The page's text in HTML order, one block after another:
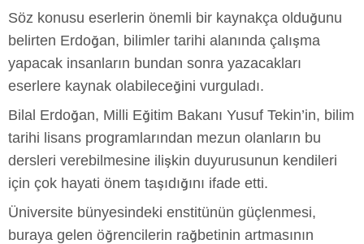
Söz konusu eserlerin önemli bir kaynakça olduğunu
belirten Erdoğan, bilimler tarihi alanında çalışma
yapacak insanların bundan sonra yazacakları
eserlere kaynak olabileceğini vurguladı.
Bilal Erdoğan, Milli Eğitim Bakanı Yusuf Tekin’in, bilim
tarihi lisans programlarından mezun olanların bu
dersleri verebilmesine ilişkin duyurusunun kendileri
için çok hayati önem taşıdığını ifade etti.
Üniversite bünyesindeki enstitünün güçlenmesi,
buraya gelen öğrencilerin rağbetinin artmasının